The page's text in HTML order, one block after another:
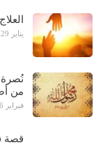
يناير 29, 2023
نُصرة
من
فبراير 6, 2023
قصة